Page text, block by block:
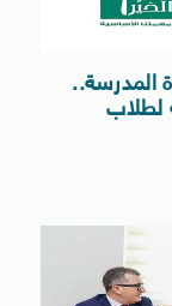
المدرسة..
لطلاب